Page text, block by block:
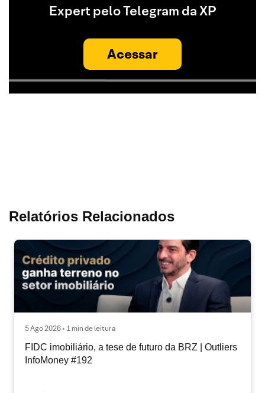
Expert pelo Telegram da XP
Acessar
Relatórios Relacionados
5 Ago 2026 • 1 min de leitura
FIDC imobiliário, a tese de futuro da BRZ | Outliers
InfoMoney #192